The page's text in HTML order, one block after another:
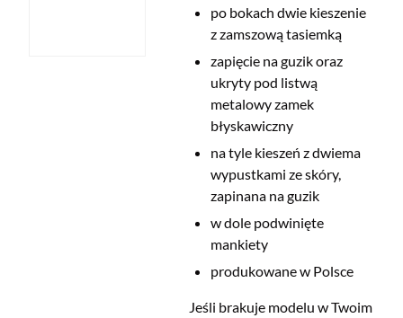
po bokach dwie kieszenie
z zamszową tasiemką
zapięcie na guzik oraz
ukryty pod listwą
metalowy zamek
błyskawiczny
na tyle kieszeń z dwiema
wypustkami ze skóry,
zapinana na guzik
w dole podwinięte
mankiety
produkowane w Polsce
Jeśli brakuje modelu w Twoim